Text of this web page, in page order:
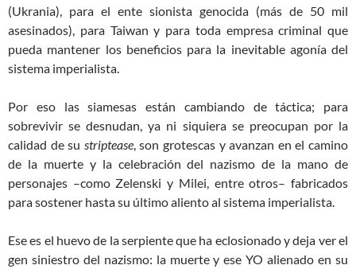
(Ukrania), para el ente sionista genocida (más de 50 mil
asesinados), para Taiwan y para toda empresa criminal que
pueda mantener los beneficios para la inevitable agonía del
sistema imperialista.
Por eso las siamesas están cambiando de táctica; para
sobrevivir se desnudan, ya ni siquiera se preocupan por la
calidad de su striptease, son grotescas y avanzan en el camino
de la muerte y la celebración del nazismo de la mano de
personajes –como Zelenski y Milei, entre otros– fabricados
para sostener hasta su último aliento al sistema imperialista.
Ese es el huevo de la serpiente que ha eclosionado y deja ver el
gen siniestro del nazismo: la muerte y ese YO alienado en su